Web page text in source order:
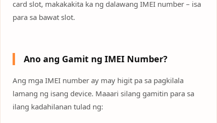
card slot, makakakita ka ng dalawang IMEI number – isa
para sa bawat slot.
Ano ang Gamit ng IMEI Number?
Ang mga IMEI number ay may higit pa sa pagkilala
lamang ng isang device. Maaari silang gamitin para sa
ilang kadahilanan tulad ng: